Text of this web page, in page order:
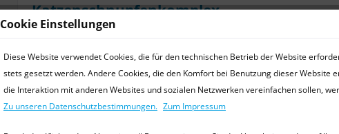
Katzenschnupfenkomplex
Dr. med. vet. Ralf Michling
Katzenschnupfen ist zunächst einmal eine Sammelbezeichnung
ansteckende Erkrankungen der Atemwege und der Schleimhäute
Es handelt sich hierbei also um einen Symptomkomplex, der durch
Cookie Einstellungen
Diese Website verwendet Cookies, die für den technischen Betrieb der Website
stets gesetzt werden. Andere Cookies, die den Komfort bei Benutzung dieser Website
die Interaktion mit anderen Websites und sozialen Netzwerken vereinfachen sollen,
Zu unseren Datenschutzbestimmungen. Zum Impressum